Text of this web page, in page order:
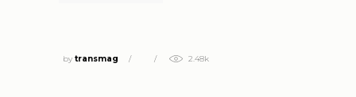
by transmag 2.48k